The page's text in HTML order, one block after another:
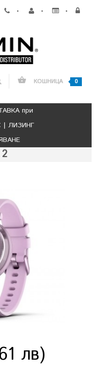
• • •
КОШНИЦА 0
при
| ЛИЗИНГ
лв)